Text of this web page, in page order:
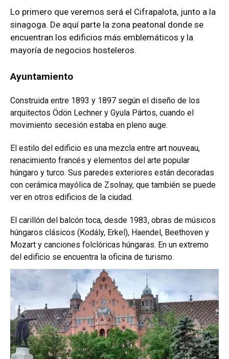
Lo primero que veremos será el Cifrapalota, junto a la
sinagoga. De aquí parte la zona peatonal donde se
encuentran los edificios más emblemáticos y la
mayoría de negocios hosteleros.
Ayuntamiento
Construida entre 1893 y 1897 según el diseño de los
arquitectos Ödön Lechner y Gyula Pártos, cuando el
movimiento secesión estaba en pleno auge.
El estilo del edificio es una mezcla entre art nouveau,
renacimiento francés y elementos del arte popular
húngaro y turco. Sus paredes exteriores están decoradas
con cerámica mayólica de Zsolnay, que también se puede
ver en otros edificios de la ciudad.
El carillón del balcón toca, desde 1983, obras de músicos
húngaros clásicos (Kodály, Erkel), Haendel, Beethoven y
Mozart y canciones folclóricas húngaras. En un extremo
del edificio se encuentra la oficina de turismo.